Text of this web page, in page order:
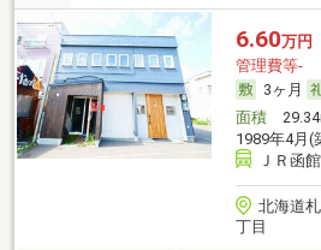
6.60万円
管理費等-
3ヶ月
面積
1989年4月(
ＪＲ函
北海道
丁目